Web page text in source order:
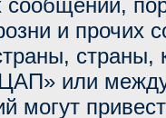
сообщений,
и прочих
страны,
или
могут